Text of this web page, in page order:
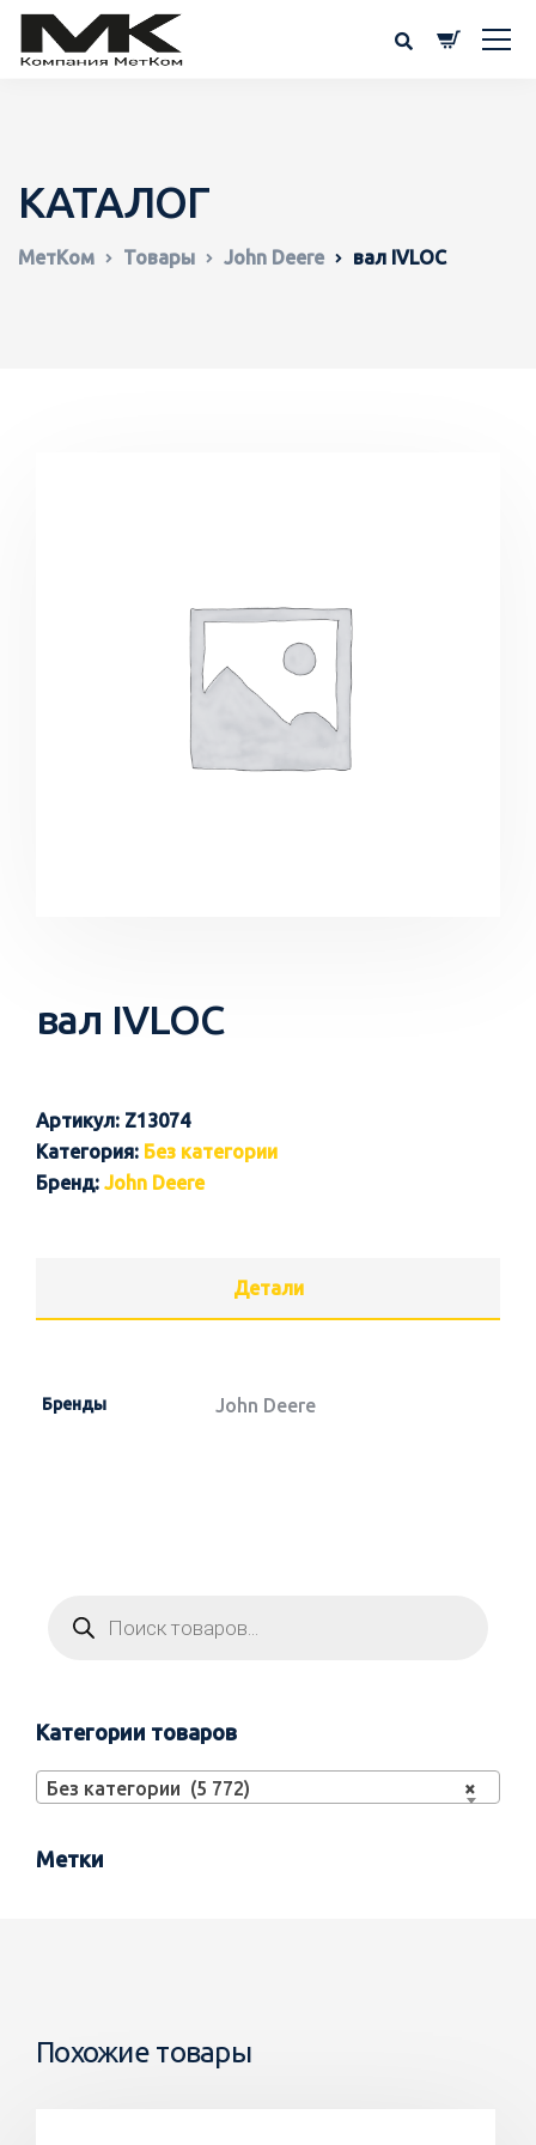
КАТАЛОГ
МетКом Товары John Deere вал IVLOC
вал IVLOC
Артикул: Z13074
Категория: Без категории
Бренд: John Deere
Детали
Бренды John Deere
Категории товаров
×
Без категории (5 772)
Метки
Похожие товары